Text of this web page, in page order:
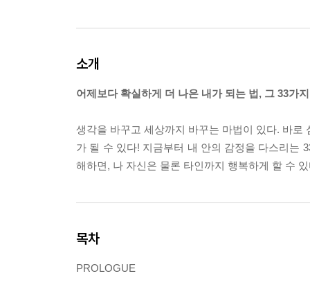
소개
어제보다 확실하게 더 나은 내가 되는 법, 그 33가
생각을 바꾸고 세상까지 바꾸는 마법이 있다. 바
가 될 수 있다! 지금부터 내 안의 감정을 다스리는
해하면, 나 자신은 물론 타인까지 행복하게 할 수
목차
PROLOGUE